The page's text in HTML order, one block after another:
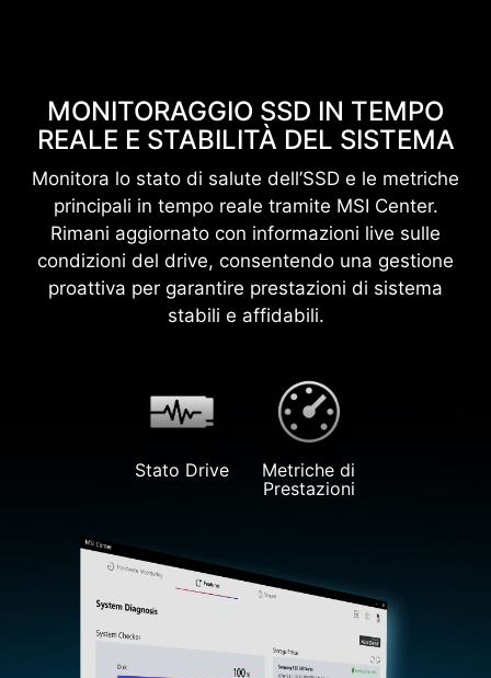
MONITORAGGIO SSD IN TEMPO
REALE E STABILITÀ DEL SISTEMA
Monitora lo stato di salute dell’SSD e le metriche
principali in tempo reale tramite MSI Center.
Rimani aggiornato con informazioni live sulle
condizioni del drive, consentendo una gestione
proattiva per garantire prestazioni di sistema
stabili e affidabili.
Stato Drive
Metriche di
Prestazioni